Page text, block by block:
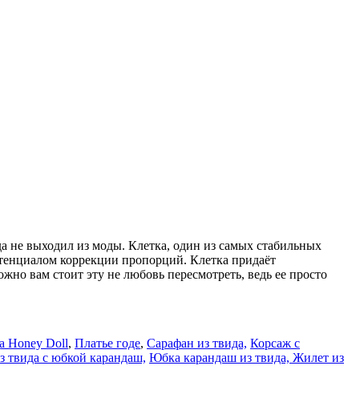
не выходил из моды. Клетка, один из самых стабильных
коррекции пропорций. Клетка придаёт
вам стоит эту не любовь пересмотреть, ведь ее просто
Honey Doll, Платье годе, Сарафан из твида, Корсаж с
твида с юбкой карандаш, Юбка карандаш из твида, Жилет из